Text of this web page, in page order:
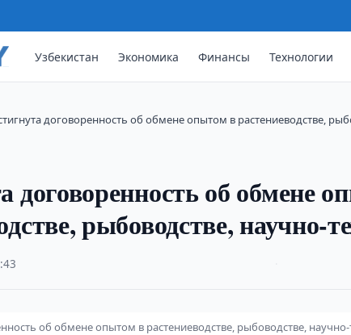
Узбекистан Экономика Финансы Технологии
договоренность об обмене опытом в растениеводстве,
договоренность об обмене
рыбоводстве, научно-
об обмене опытом в растениеводстве, рыбоводстве,